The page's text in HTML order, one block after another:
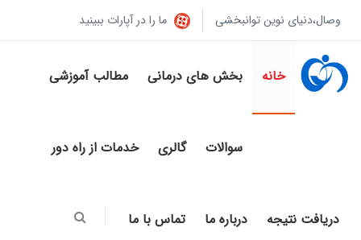
وصال،دنیای نوین توانبخشی ما را در آپارات ببینید
خانه بخش های درمانی مطالب آموزشی
سوالات گالری خدمات از راه دور
دریافت نتیجه درباره ما تماس با ما